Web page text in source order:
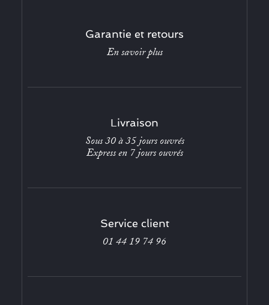
Garantie et retours
En savoir plus
Livraison
Sous 30 à 35 jours ouvrés
Express en 7 jours ouvrés
Service client
01 44 19 74 96